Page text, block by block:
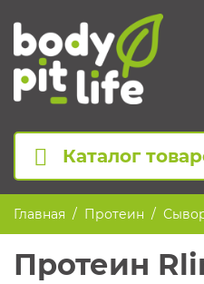
Каталог
Главная Протеин
Протеин